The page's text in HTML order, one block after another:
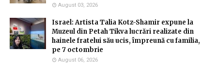
August 03, 2026
Israel: Artista Talia Kotz-Shamir expune la
Muzeul din Petah Tikva lucrări realizate din
hainele fratelui său ucis, împreună cu familia,
pe 7 octombrie
August 06, 2026